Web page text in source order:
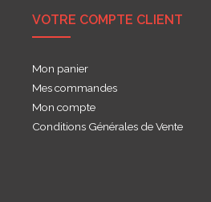
VOTRE COMPTE CLIENT
Mon panier
Mes commandes
Mon compte
Conditions Générales de Vente